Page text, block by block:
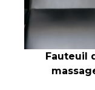
Fauteuil